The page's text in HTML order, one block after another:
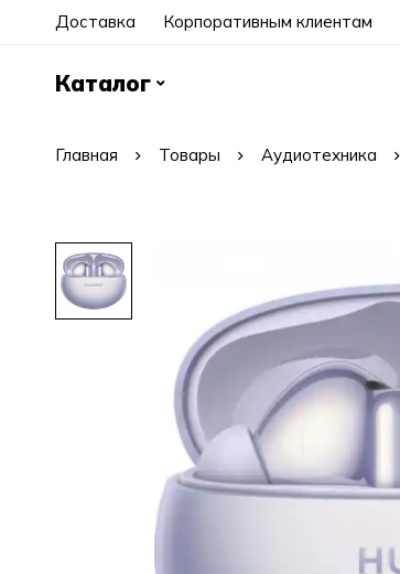
Доставка Корпоративным клиентам
Каталог
Главная Товары Аудиотехника